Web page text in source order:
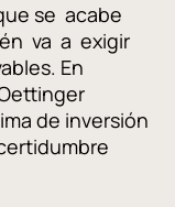
se acabe
va a exigir
En
de inversión